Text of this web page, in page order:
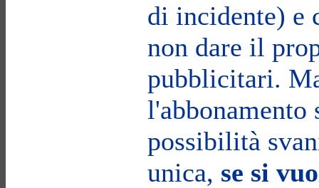
di incidente) e
non dare il
pubblicitari.
l'abbonamento
possibilità
unica, se si